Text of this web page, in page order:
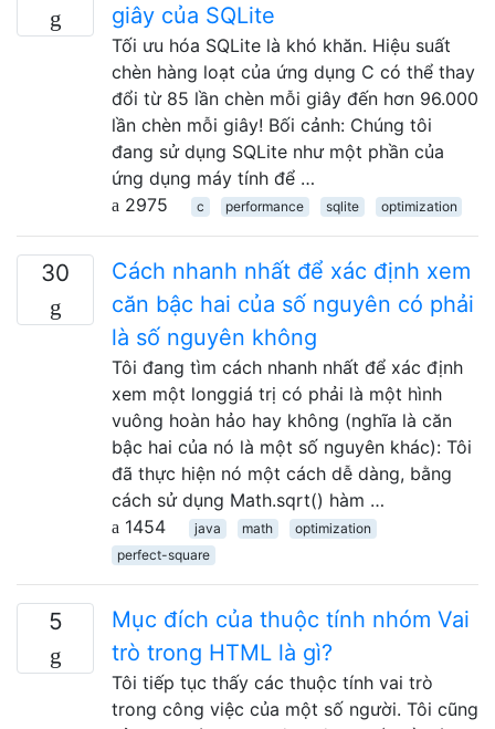
giây của SQLite
Tối ưu hóa SQLite là khó khăn. Hiệu suất
chèn hàng loạt của ứng dụng C có thể thay
đổi từ 85 lần chèn mỗi giây đến hơn 96.000
lần chèn mỗi giây! Bối cảnh: Chúng tôi
đang sử dụng SQLite như một phần của
ứng dụng máy tính để …
2975
c performance sqlite optimization
30
Cách nhanh nhất để xác định xem
căn bậc hai của số nguyên có phải
là số nguyên không
Tôi đang tìm cách nhanh nhất để xác định
xem một longgiá trị có phải là một hình
vuông hoàn hảo hay không (nghĩa là căn
bậc hai của nó là một số nguyên khác): Tôi
đã thực hiện nó một cách dễ dàng, bằng
cách sử dụng Math.sqrt() hàm …
1454
java math
optimization
perfect-square
5
Mục đích của thuộc tính nhóm Vai
trò trong HTML là gì?
Tôi tiếp tục thấy các thuộc tính vai trò
trong công việc của một số người. Tôi cũng